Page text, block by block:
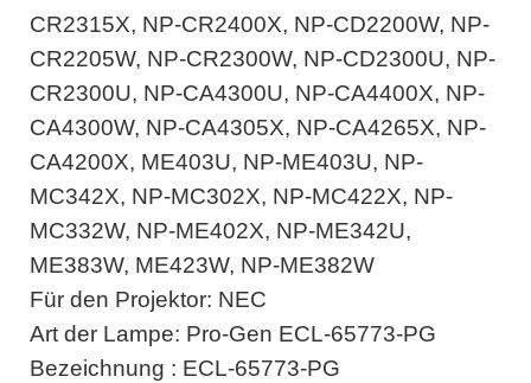
CR2315X, NP-CR2400X, NP-CD2200W, NP-
CR2205W, NP-CR2300W, NP-CD2300U, NP-
CR2300U, NP-CA4300U, NP-CA4400X, NP-
CA4300W, NP-CA4305X, NP-CA4265X, NP-
CA4200X, ME403U, NP-ME403U, NP-
MC342X, NP-MC302X, NP-MC422X, NP-
MC332W, NP-ME402X, NP-ME342U,
ME383W, ME423W, NP-ME382W
Für den Projektor: NEC
Art der Lampe: Pro-Gen ECL-65773-PG
Bezeichnung : ECL-65773-PG